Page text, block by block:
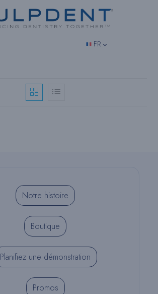
FR
Notre histoire
Boutique
Planifiez une démonstration
Promos